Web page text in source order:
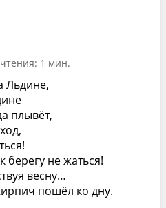
1 мин.
Льдине,
плывёт,
берегу не жаться!
весну…
пошёл ко дну.